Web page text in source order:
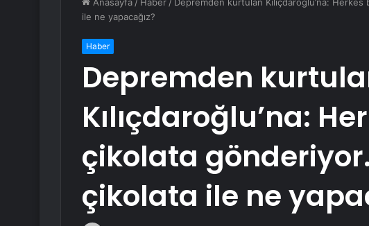
ile ne yapacağız?
Haber
Depremden
Kılıçdaroğlu’na:
çikolata
çikolata ile ne